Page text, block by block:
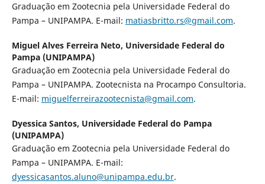
Graduação em Zootecnia pela Universidade Federal do
Pampa – UNIPAMPA. E-mail: matiasbritto.rs@gmail.com.
Miguel Alves Ferreira Neto, Universidade Federal do
Pampa (UNIPAMPA)
Graduação em Zootecnia pela Universidade Federal do
Pampa – UNIPAMPA. Zootecnista na Procampo Consultoria.
E-mail: miguelferreirazootecnista@gmail.com.
Dyessica Santos, Universidade Federal do Pampa
(UNIPAMPA)
Graduação em Zootecnia pela Universidade Federal do
Pampa – UNIPAMPA. E-mail:
dyessicasantos.aluno@unipampa.edu.br.